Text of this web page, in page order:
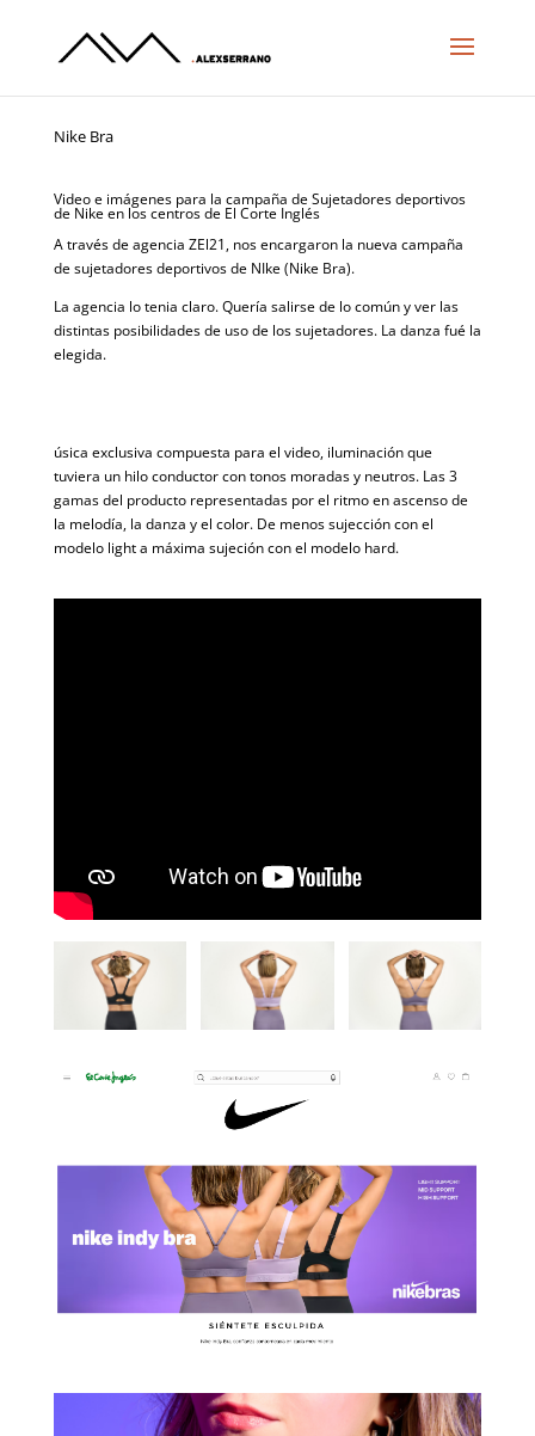
Nike Bra
Video e imágenes para la campaña de Sujetadores deportivos
de Nike en los centros de El Corte Inglés
A través de agencia ZEl21, nos encargaron la nueva campaña
de sujetadores deportivos de NIke (Nike Bra).
La agencia lo tenia claro. Quería salirse de lo común y ver las
distintas posibilidades de uso de los sujetadores. La danza fué la
elegida.
úsica exclusiva compuesta para el video, iluminación que
tuviera un hilo conductor con tonos moradas y neutros. Las 3
gamas del producto representadas por el ritmo en ascenso de
la melodía, la danza y el color. De menos sujección con el
modelo light a máxima sujeción con el modelo hard.